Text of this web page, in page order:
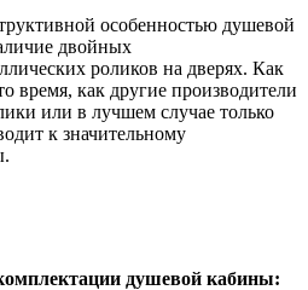
особенностью душевой
двойных
роликов на дверях. Как
время, как другие производители
или в лучшем случае только
к значительному
душевой кабины: